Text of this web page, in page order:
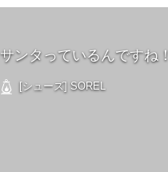
サンタっているんですね！
[シューズ] SOREL